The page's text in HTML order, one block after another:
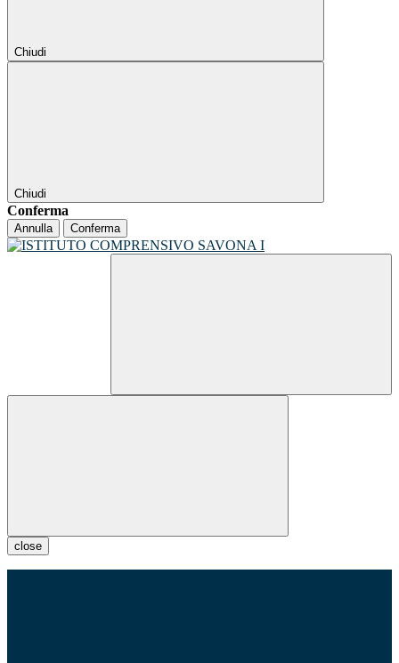
Chiudi
Chiudi
Conferma
Annulla Conferma
close